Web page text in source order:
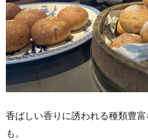
香ばしい香りに誘われる種類豊
も。